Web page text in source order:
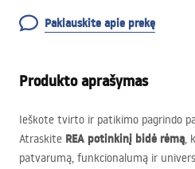
Paklauskite apie prekę
Produkto aprašymas
Ieškote tvirto ir patikimo pagrindo
Atraskite REA potinkinį bidė rėmą,
patvarumą, funkcionalumą ir